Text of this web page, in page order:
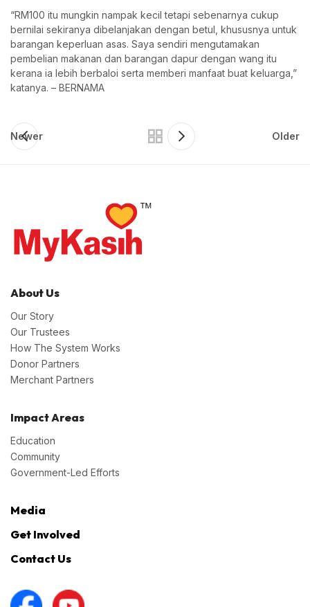
“RM100 itu mungkin nampak kecil tetapi sebenarnya cukup
bernilai sekiranya dibelanjakan dengan betul, khususnya untuk
barangan keperluan asas. Saya sendiri mengutamakan
pembelian makanan dan barangan dapur dengan wang itu
kerana ia lebih berbaloi serta memberi manfaat buat keluarga,”
katanya. – BERNAMA
Newer Older
About Us
Our Story
Our Trustees
How The System Works
Donor Partners
Merchant Partners
Impact Areas
Education
Community
Government-Led Efforts
Media
Get Involved
Contact Us